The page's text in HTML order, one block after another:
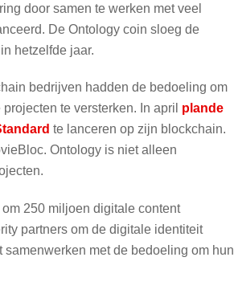
door samen te werken met veel
De Ontology coin sloeg de
hetzelfde jaar.
bedrijven hadden de bedoeling om
te versterken. In april plande
te lanceren op zijn blockchain.
Ontology is niet alleen
250 miljoen digitale content
partners om de digitale identiteit
samenwerken met de bedoeling om hun